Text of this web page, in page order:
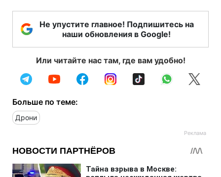
Не упустите главное! Подпишитесь на
наши обновления в Google!
Или читайте нас там, где вам удобно!
Больше по теме:
Дрони